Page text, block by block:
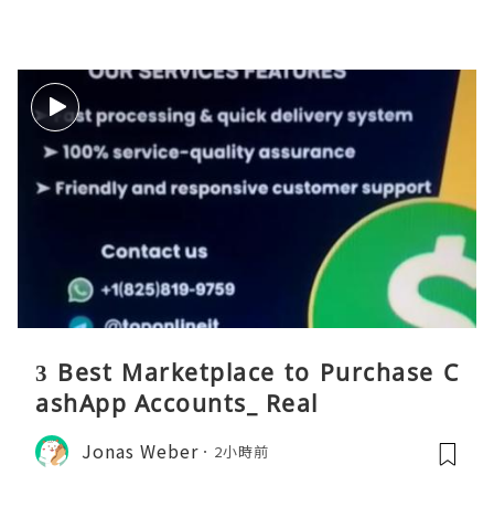
3 Best Marketplace to Purchase C
ashApp Accounts_ Real
Jonas Weber 2小時前